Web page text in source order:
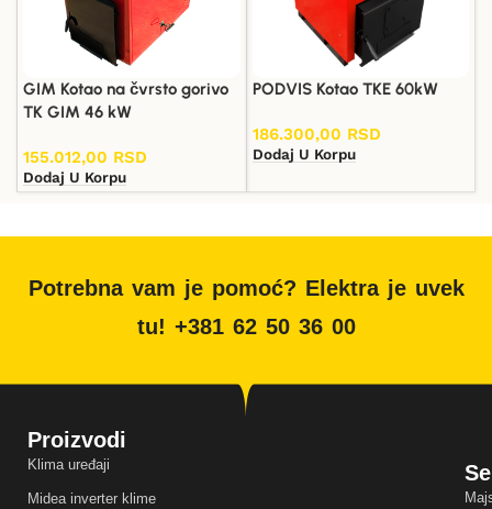
GIM Kotao na čvrsto gorivo
TK GIM 46 kW
155.012,00 RSD
Dodaj U Korpu
PODVIS Kotao TKE 60kW
186.300,00 RSD
Dodaj U Korpu
Potrebna vam je pomoć? Elektra je uvek
tu! +381 62 50 36 00
Proizvodi
Klima uređaji
Midea inverter klime